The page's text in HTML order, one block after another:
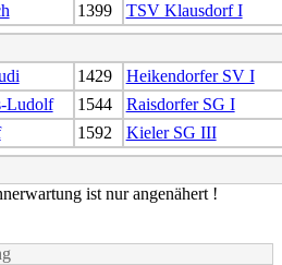
1399
TSV Klausdorf I
1429
Heikendorfer SV I
Ludolf 1544
Raisdorfer SG I
1592
Kieler SG III
ist nur angenähert !